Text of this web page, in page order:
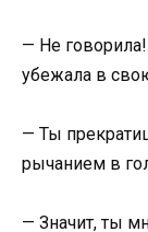
— Не
убежала в
— Ты
рычанием в
— Значит, ты